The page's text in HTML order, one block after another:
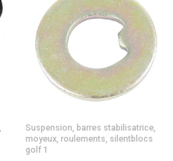
Suspension, barres stabilisatrice,
moyeux, roulements, silentblocs
golf 1